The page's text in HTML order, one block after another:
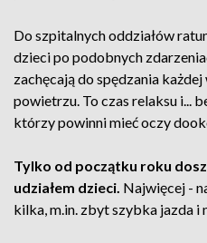
Do szpitalnych oddziałów
dzieci po podobnych
zachęcają do spędzania
powietrzu. To czas relaksu i...
którzy powinni mieć oczy
Tylko od początku roku
udziałem dzieci. Najwięcej -
kilka, m.in. zbyt szybka jazda i